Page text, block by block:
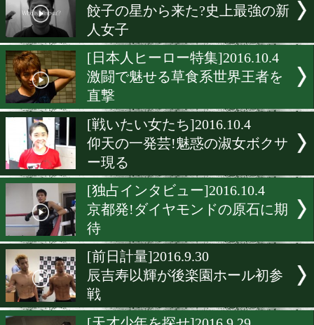
[ニュース]2016.12.16
日本フライ級に暫定王座が
[日本人ヒーロー特集
米国進出か!日本史上最強
系色男
[天才少年を探せ]2016.10.6
スーパーホープが一時意識
に
[戦いたい女たち]2016.10.5
餃子の星から来た?史上最